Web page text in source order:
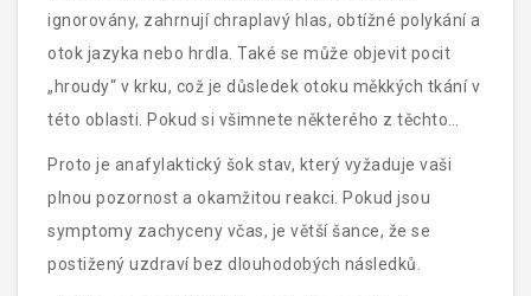
ignorovány, zahrnují chraplavý hlas, obtížné polykání a
otok jazyka nebo hrdla. Také se může objevit pocit
„hroudy“ v krku, což je důsledek otoku měkkých tkání v
této oblasti. Pokud si všimnete některého z těchto
příznaků u sebe nebo u někoho jiného, je důležité
jednat rychle a přivolat pomoc.
Proto je anafylaktický šok stav, který vyžaduje vaši
plnou pozornost a okamžitou reakci. Pokud jsou
symptomy zachyceny včas, je větší šance, že se
postižený uzdraví bez dlouhodobých následků.